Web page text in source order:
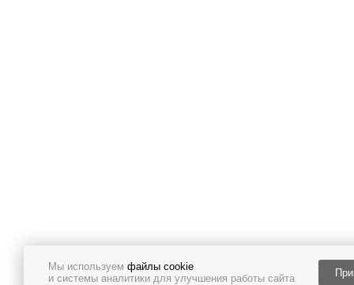
Мы используем файлы cookie
и системы аналитики для улучшения работы сайта